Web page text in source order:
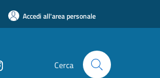
Accedi all'area personale
Cerca